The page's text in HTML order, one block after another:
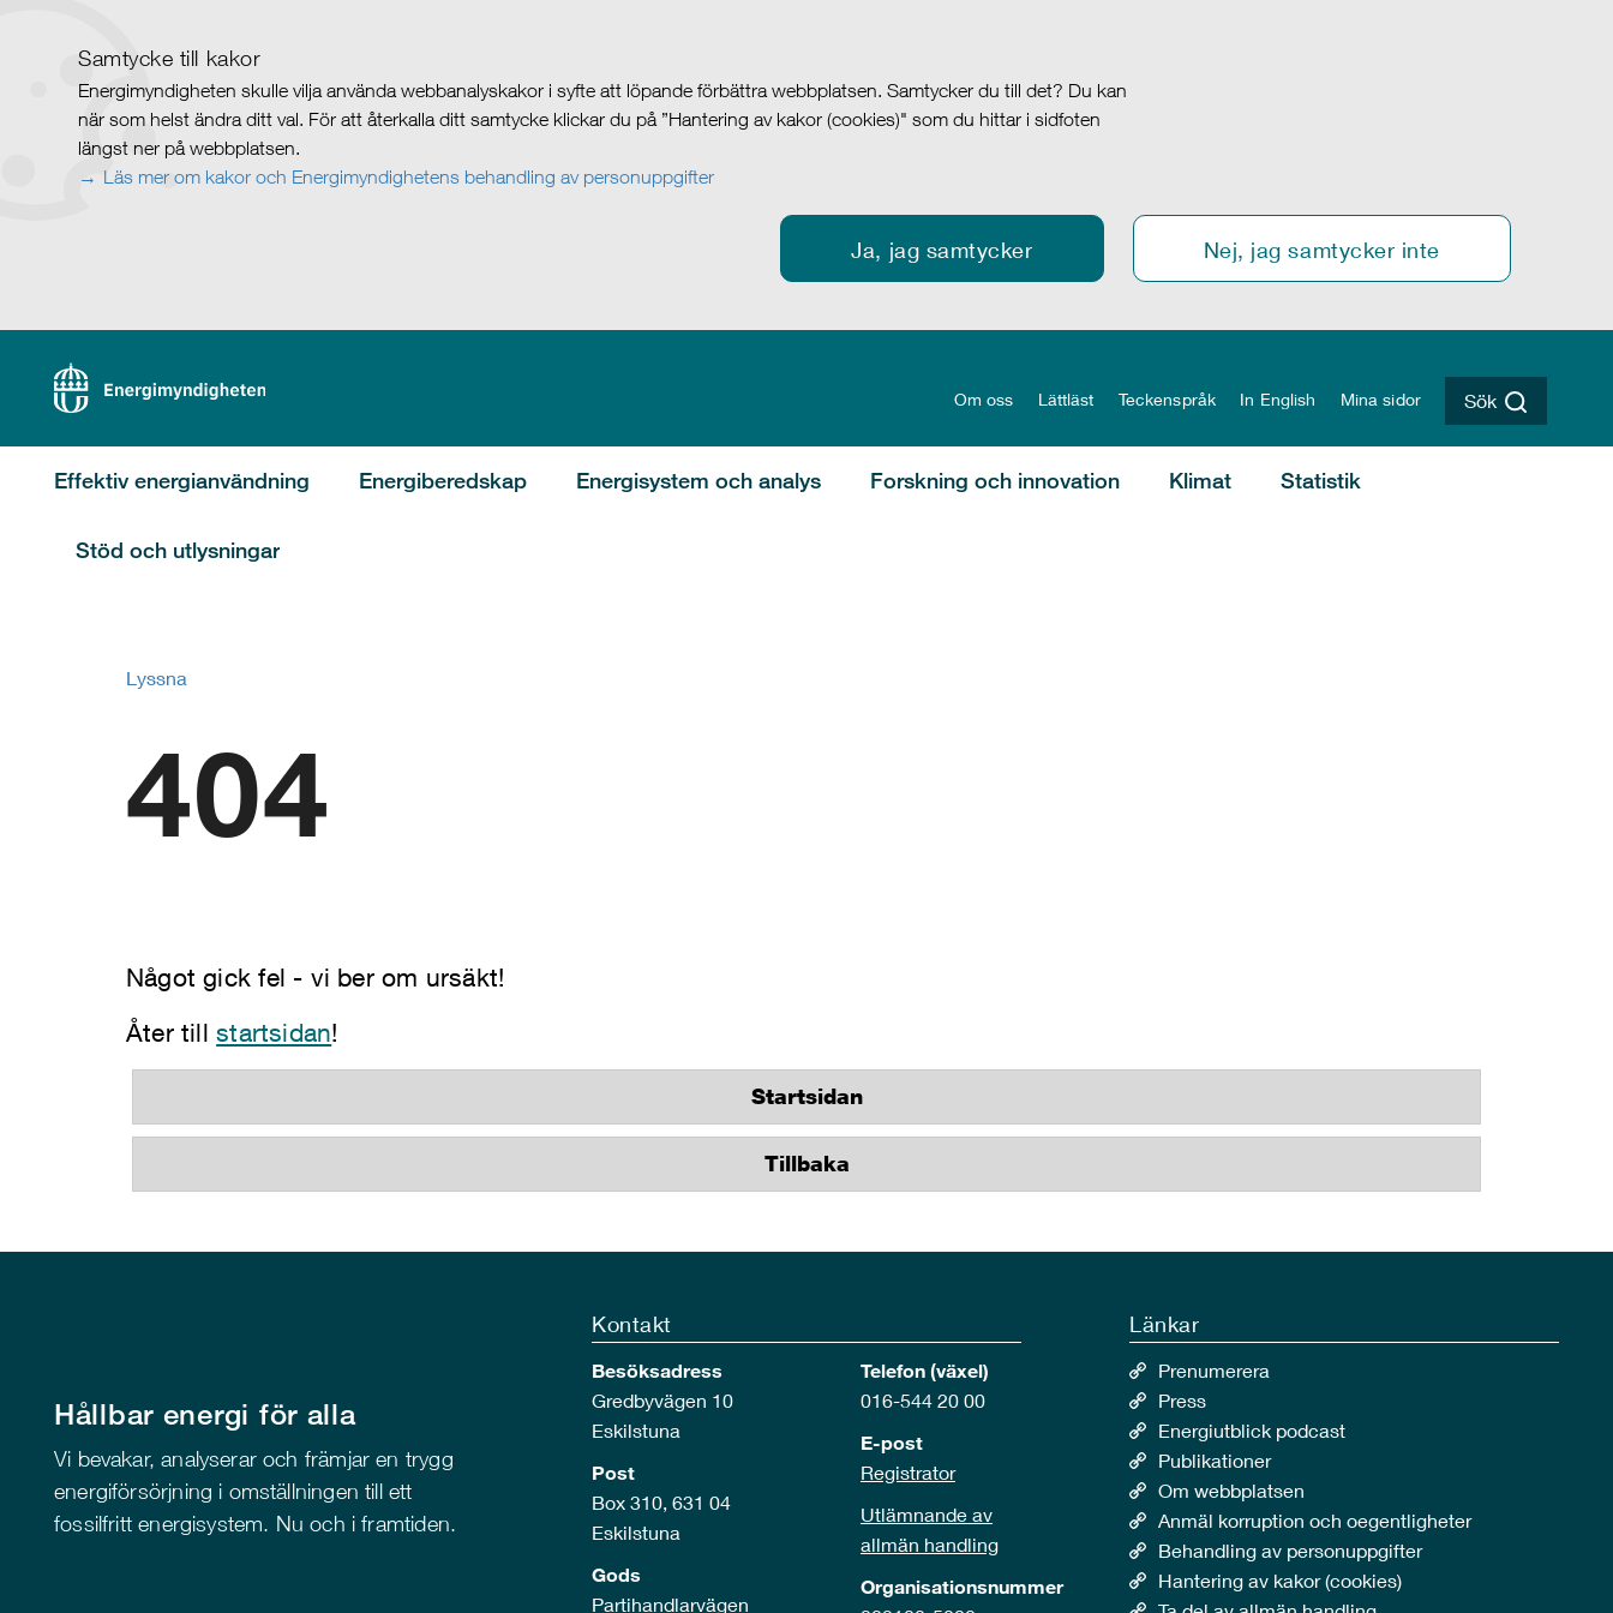
Samtycke till kakor
Energimyndigheten skulle vilja använda webbanalyskakor i syfte att löpande förbättra webbplatsen. Samtycker du till det? Du kan
när som helst ändra ditt val. För att återkalla ditt samtycke klickar du på ”Hantering av kakor (cookies)" som du hittar i sidfoten
längst ner på webbplatsen.
Läs mer om kakor och Energimyndighetens behandling av personuppgifter
Ja, jag samtycker Nej, jag samtycker inte
Om oss Lättläst Teckenspråk In English Mina sidor Sök
Effektiv energianvändning Energiberedskap Energisystem och analys Forskning och innovation Klimat Statistik
Stöd och utlysningar
Lyssna
404
Något gick fel - vi ber om ursäkt!
Åter tillstartsidan!
Startsidan
Tillbaka
Hållbar energi för alla
Vi bevakar, analyserar och främjar en trygg
energiförsörjning i omställningen till ett
fossilfritt energisystem. Nu och i framtiden.
Kontakt
Besöksadress
Gredbyvägen 10
Eskilstuna
Post
Box 310, 631 04
Eskilstuna
Gods
Partihandlarvägen
Telefon (växel)
016-544 20 00
E-post
Registrator
Utlämnande av
allmän handling
Organisationsnummer
Länkar
Prenumerera
Press
Energiutblick podcast
Publikationer
Om webbplatsen
Anmäl korruption och oegentligheter
Behandling av personuppgifter
Hantering av kakor (cookies)